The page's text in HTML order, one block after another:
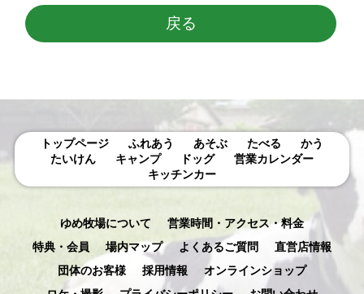
戻る
トップページ ふれあう あそぶ たべる
かう
たいけん
キャンプ ドッグ
営業カレンダー
キッチンカー
ゆめ牧場について
営業時間・アクセス・料金
特典・会員
場内マップ よくあるご質問
直営店情報
団体のお客様
採用情報
オンラインショップ